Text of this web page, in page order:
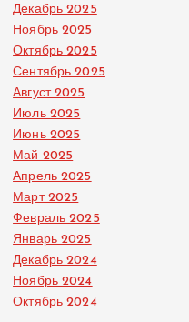
Декабрь 2025
Ноябрь 2025
Октябрь 2025
Сентябрь 2025
Август 2025
Июль 2025
Июнь 2025
Май 2025
Апрель 2025
Март 2025
Февраль 2025
Январь 2025
Декабрь 2024
Ноябрь 2024
Октябрь 2024